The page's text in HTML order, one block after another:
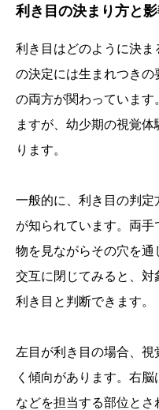
利き目の決まり方と
利き目はどのように決ま
の決定には生まれつきの
の両方が関わっています
ますが、幼少期の視覚
ります。
一般的に、利き目の判定
が知られています。両
物を見ながらその穴を
交互に閉じてみると、
利き目と判断できます。
左目が利き目の場合、
く傾向があります。右
などを担当する部位と